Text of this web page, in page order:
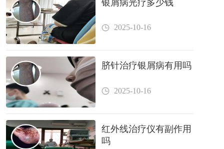
银屑病光疗多少钱
2025-10-16
脐针治疗银屑病有用吗
2025-10-16
红外线治疗仪有副作用
吗